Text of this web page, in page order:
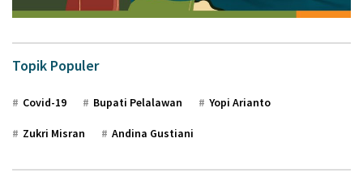
Topik Populer
Covid-19 Bupati Pelalawan Yopi Arianto
Zukri Misran Andina Gustiani